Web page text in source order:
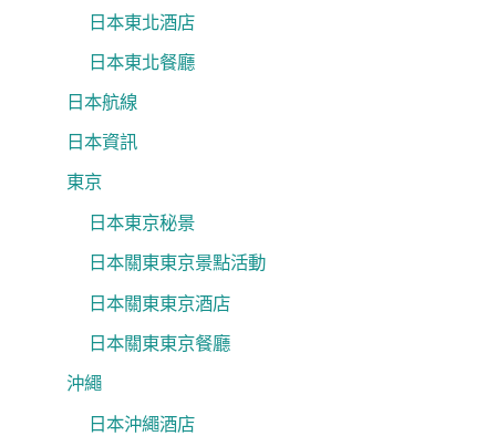
日本東北酒店
日本東北餐廳
日本航線
日本資訊
東京
日本東京秘景
日本關東東京景點活動
日本關東東京酒店
日本關東東京餐廳
沖繩
日本沖繩酒店